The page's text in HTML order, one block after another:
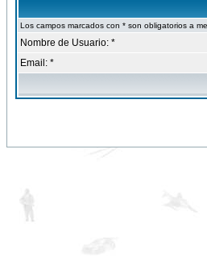
Los campos marcados con * son obligatorios a
Nombre de Usuario: *
Email: *